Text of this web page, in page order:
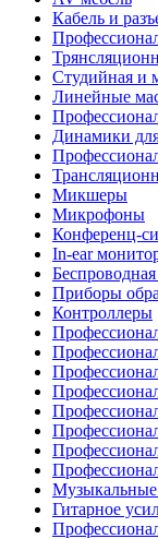
Кабель и
Студийная и
Линейные
Динамики
Микшеры
Микрофоны
Конференц-
In-ear
Беспроводная
Приборы
Контроллеры
Гитарное